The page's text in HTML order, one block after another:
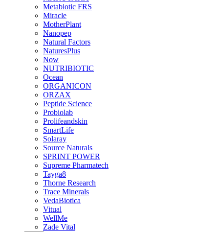
Metabiotic FRS
Miracle
MotherPlant
Nanopep
Natural Factors
NaturesPlus
Now
NUTRIBIOTIC
Ocean
ORGANICON
ORZAX
Peptide Science
Probiolab
Prolifeandskin
SmartLife
Solaray
Source Naturals
SPRINT POWER
Supreme Pharmatech
Tayga8
Thorne Research
Trace Minerals
VedaBiotica
Vitual
WellMe
Zade Vital